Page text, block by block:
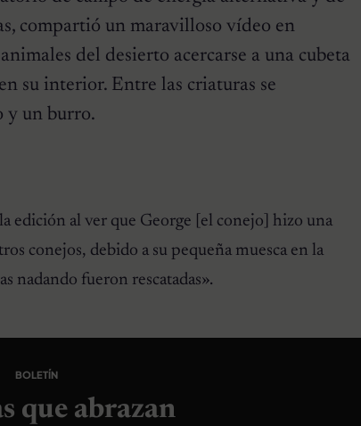
compartió un maravilloso vídeo en
del desierto acercarse a una cubeta
su interior. Entre las criaturas se
y un burro.
edición al ver que George [el conejo] hizo una
conejos, debido a su pequeña muesca en la
nadando fueron rescatadas».
BOLETÍN
que abrazan